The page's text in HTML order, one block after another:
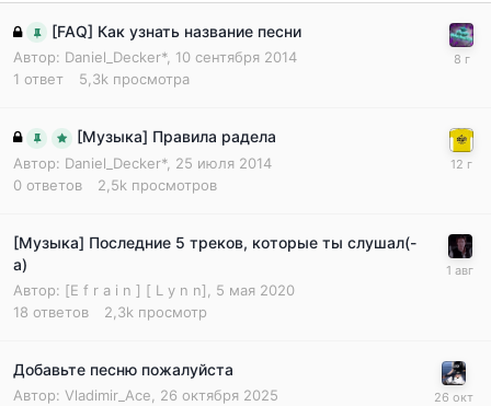
[FAQ] Как узнать название песни
Автор: Daniel_Decker*, 10 сентября 2014
1 ответ 5,3k просмотра
[Музыка] Правила радела
Автор: Daniel_Decker*, 25 июля 2014
0 ответов 2,5k просмотров
[Музыка] Последние 5 треков, которые ты слушал(-
а)
Автор: [E f r a i n ] [ L y n n]
5 мая 2020
18 ответов 2,3k просмотр
Добавьте песню пожалуйста
Автор: Vladimir_Ace
26 октября 2025